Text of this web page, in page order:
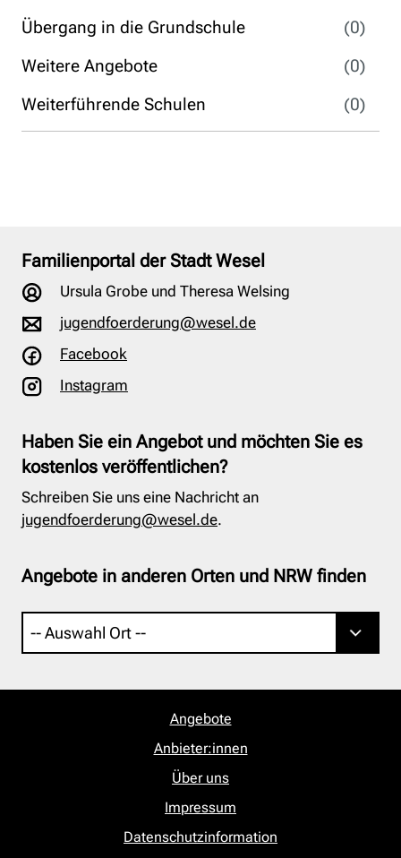
Übergang in die Grundschule
(0)
Weitere Angebote
(0)
Weiterführende Schulen
(0)
Familienportal der Stadt Wesel
Ursula Grobe und Theresa Welsing
jugendfoerderung@wesel.de
Facebook
Instagram
Haben Sie ein Angebot und möchten Sie es
kostenlos veröffentlichen?
Schreiben Sie uns eine Nachricht an
jugendfoerderung@wesel.de.
Angebote in anderen Orten und NRW finden
Angebote
Anbieter:innen
Über uns
Impressum
Datenschutzinformation